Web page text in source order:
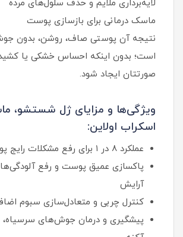
لایه‌برداری ملایم و حذف سلول‌های مرده
ماسک درمانی برای بازسازی پوست
نتیجه آن پوستی صاف، روشن، بدون
است؛ بدون اینکه احساس خشکی یا
صورتتان ایجاد شود.
ویژگی‌ها و مزایای ژل شستشو،
اسکراب اولاین:
عملکرد ۸ در ۱ برای رفع مشکلات رایج پوستی
پاکسازی عمیق پوست و رفع آلودگی‌ها
آرایش
کنترل چربی و متعادل‌سازی سبوم
پیشگیری و درمان جوش‌های